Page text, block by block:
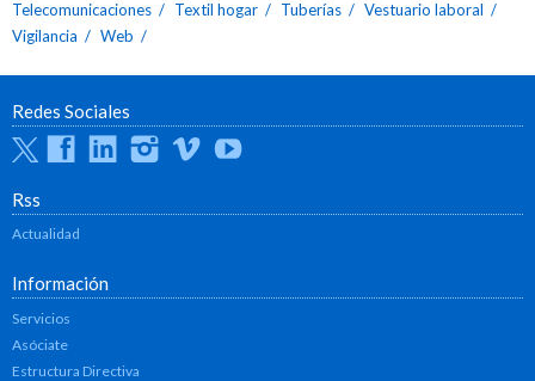
Telecomunicaciones
Textil hogar Tuberías
Vestuario laboral
Vigilancia
Web
Redes Sociales
TwitterFacebookLinkedinInstagram
Vimeo
Rss
Actualidad
Información
Servicios
Asóciate
Estructura Directiva